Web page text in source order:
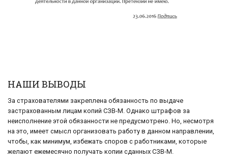
НАШИ ВЫВОДЫ
За страхователями закреплена обязанность по выдаче
застрахованным лицам копий СЗВ-М. Однако штрафов за
неисполнение этой обязанности не предусмотрено. Но, несмотря
на это, имеет смысл организовать работу в данном направлении,
чтобы, как минимум, избежать споров с работниками, которые
желают ежемесячно получать копии сданных СЗВ-М.